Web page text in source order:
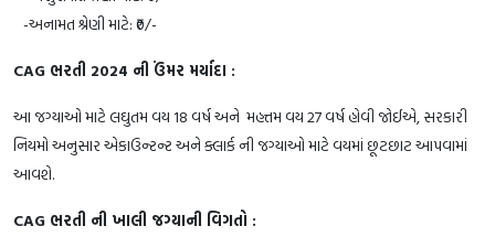
-અનામત શ્રેણી માટે: ₹0/-
CAG ભરતી 2024 ની ઉંમર મર્યાદા :
આ જગ્યાઓ માટે લઘુતમ વય 18 વર્ષ અને મહત્તમ વય 27 વર્ષ હોવી જોઈએ, સરકારી
નિયમો અનુસાર એકાઉન્ટન્ટ અને ક્લાર્ક ની જગ્યાઓ માટે વયમાં છૂટછાટ આપવામાં
આવશે.
CAG ભરતી ની ખાલી જગ્યાની વિગતો :